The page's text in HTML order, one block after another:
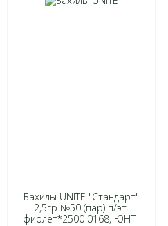
Бахилы UNITE "Стандарт"
2,5гр №50 (пар) п/эт.
фиолет*2500 0168, ЮНТ-